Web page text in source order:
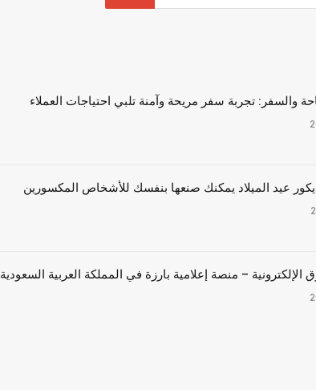
والسفر: تجربة سفر مريحة وآمنة تلبي احتياجات العملاء
الإلكترونية – منصة إعلامية بارزة في المملكة العربية السعودية